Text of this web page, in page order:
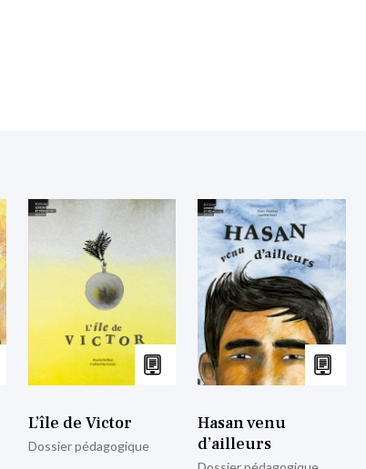
L’île de Victor
Dossier pédagogique
Hasan venu
d’ailleurs